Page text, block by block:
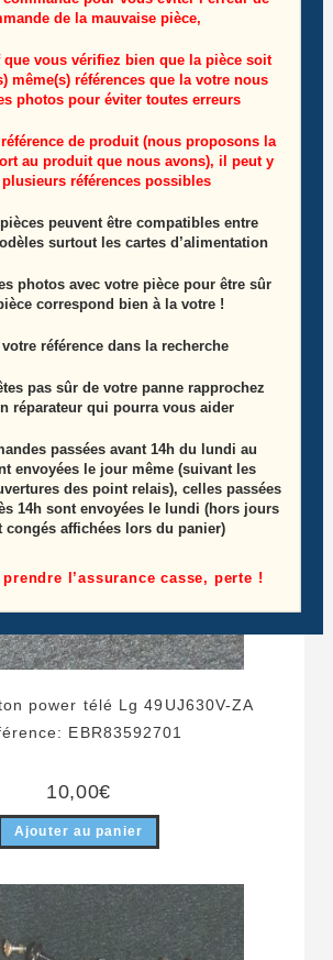
Lg 49UJ630V-ZA Référence:
LGSBWAC72
10,00 €
Ajouter au panier
power télé Lg 49UJ630V-ZA
EBR83592701
10,00€
Ajouter au panier
de la mauvaise pièce,
vous vérifiez bien que la pièce soit
même(s) références que la votre nous
photos pour éviter toutes erreurs
de produit (nous proposons la
au produit que nous avons), il peut y
références possibles
peuvent être compatibles entre
surtout les cartes d’alimentation
photos avec votre pièce pour être sûr
correspond bien à la votre !
votre référence dans la recherche
pas sûr de votre panne rapprochez
réparateur qui pourra vous aider
passées avant 14h du lundi au
envoyées le jour même (suivant les
des point relais), celles passées
14h sont envoyées le lundi (hors jours
congés affichées lors du panier)
l’assurance casse, perte !